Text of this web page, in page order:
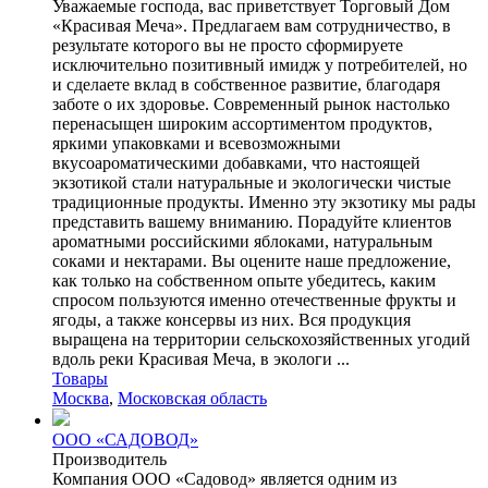
Уважаемые господа, вас приветствует Торговый Дом
«Красивая Меча». Предлагаем вам сотрудничество, в
результате которого вы не просто сформируете
исключительно позитивный имидж у потребителей, но
и сделаете вклад в собственное развитие, благодаря
заботе о их здоровье. Современный рынок настолько
перенасыщен широким ассортиментом продуктов,
яркими упаковками и всевозможными
вкусоароматическими добавками, что настоящей
экзотикой стали натуральные и экологически чистые
традиционные продукты. Именно эту экзотику мы рады
представить вашему вниманию. Порадуйте клиентов
ароматными российскими яблоками, натуральным
соками и нектарами. Вы оцените наше предложение,
как только на собственном опыте убедитесь, каким
спросом пользуются именно отечественные фрукты и
ягоды, а также консервы из них. Вся продукция
выращена на территории сельскохозяйственных угодий
вдоль реки Красивая Меча, в экологи ...
Товары
Москва, Московская область
ООО «САДОВОД»
Производитель
Компания ООО «Садовод» является одним из